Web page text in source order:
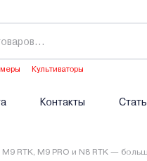
Культиваторы
Контакты
RTK, M9 PRO и N8 RTK —